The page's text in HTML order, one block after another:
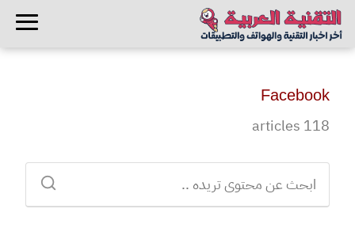
Facebook
118 articles